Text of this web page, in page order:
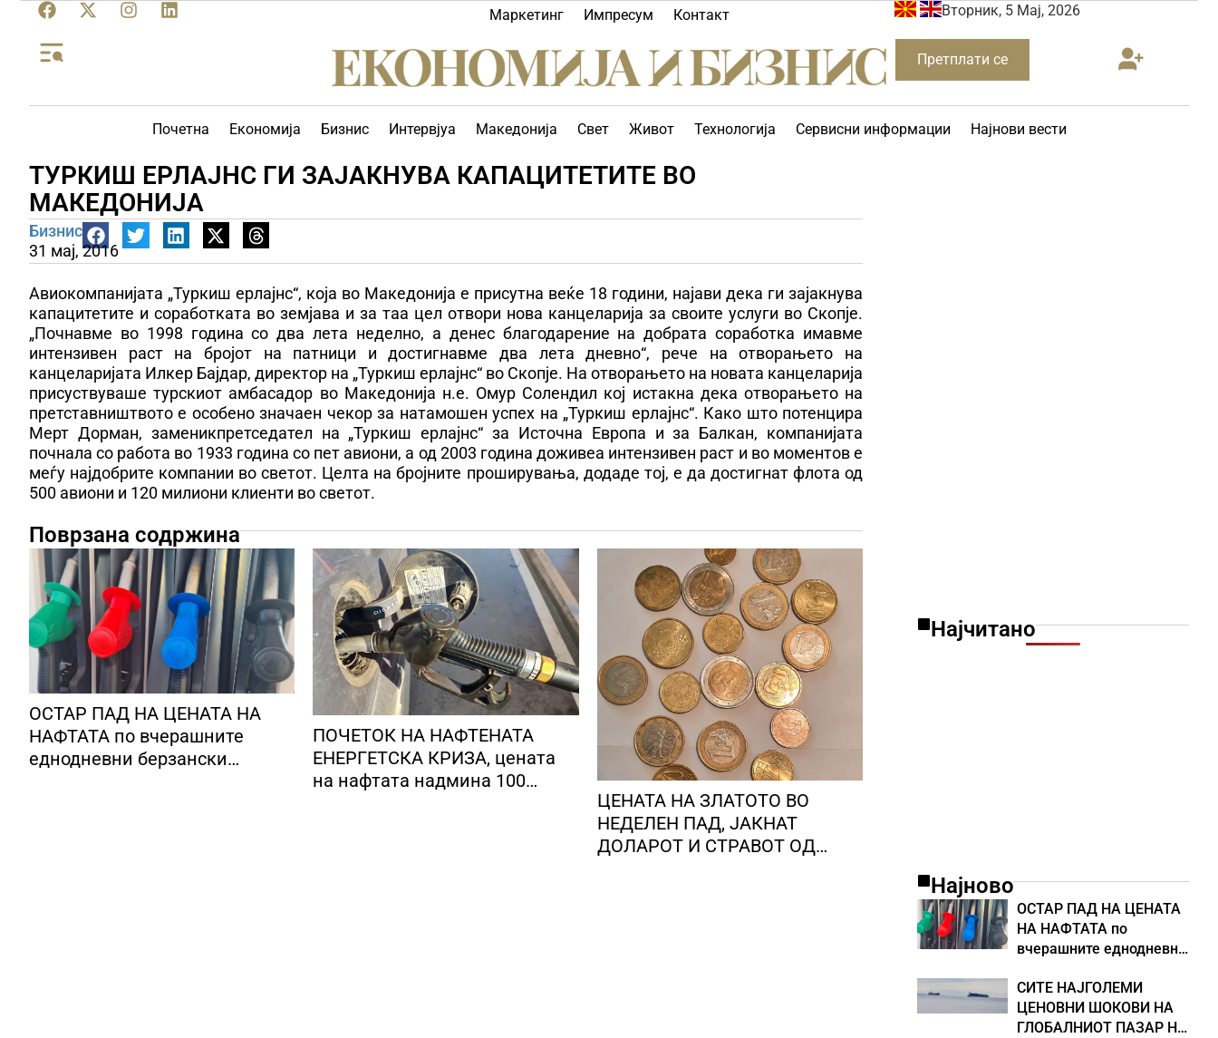
Маркетинг Импресум Контакт Вторник, 5 Мај, 2026
Претплати се
Почетна Економија Бизнис Интервјуа Македонија Свет Живот Технологија Сервисни информации Најнови вести
ТУРКИШ ЕРЛАЈНС ГИ ЗАЈАКНУВА КАПАЦИТЕТИТЕ ВО
МАКЕДОНИЈА
Бизнис
31 мај, 2016
Авиокомпанијата „Туркиш ерлајнс“, која во Македонија е присутна веќе 18 години, најави дека ги зајакнува
капацитетите и соработката во земјава и за таа цел отвори нова канцеларија за своите услуги во Скопје.
„Почнавме во 1998 година со два лета неделно, а денес благодарение на добрата соработка имавме
интензивен раст на бројот на патници и достигнавме два лета дневно“, рече на отворањето на
канцеларијата Илкер Бајдар, директор на „Туркиш ерлајнс“ во Скопје. На отворањето на новата канцеларија
присуствуваше турскиот амбасадор во Македонија н.е. Омур Солендил кој истакна дека отворањето на
претставништвото е особено значаен чекор за натамошен успех на „Туркиш ерлајнс“. Како што потенцира
Мерт Дорман, заменик­претседател на „Туркиш ерлајнс“ за Источна Европа и за Балкан, компанијата
почнала со работа во 1933 година со пет авиони, а од 2003 година доживеа интензивен раст и во моментов е
меѓу најдобрите компании во светот. Целта на бројните проширувања, додаде тој, е да достигнат флота од
500 авиони и 120 милиони клиенти во светот.
Поврзана содржина
ОСТАР ПАД НА ЦЕНАТА НА
НАФТАТА по вчерашните
еднодневни берзански
ПОЧЕТОК НА НАФТЕНАТА
ЕНЕРГЕТСКА КРИЗА, цената
на нафтата надмина 100
ЦЕНАТА НА ЗЛАТОТО ВО
НЕДЕЛЕН ПАД, ЈАКНАТ
ДОЛАРОТ И СТРАВОТ ОД
Најчитано
Најново
ОСТАР ПАД НА ЦЕНАТА
НА НАФТАТА по
вчерашните еднодневни
СИТЕ НАЈГОЛЕМИ
ЦЕНОВНИ ШОКОВИ НА
ГЛОБАЛНИОТ ПАЗАР НА